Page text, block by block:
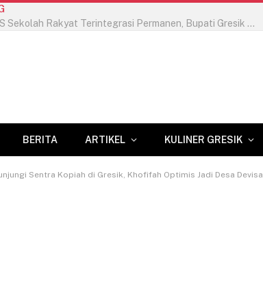
Dongkrak Kualitas Wisata Gresik, Dosen USG Latih Pemandu WAGOS Bahasa Inggris hingga Terbitkan Buku Saku Ber-HKI
BERITA ARTIKEL KULINER GRESIK
Sentra Kopiah di Gresik, Khofifah Optimis Jadi Desa Devisa